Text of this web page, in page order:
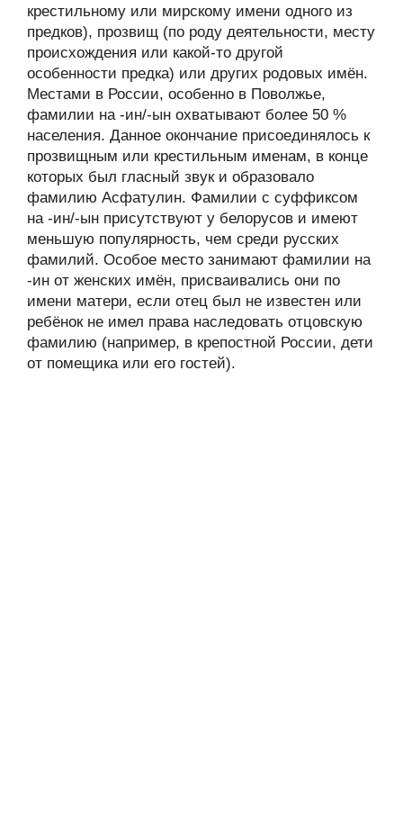
крестильному или мирскому имени одного из
предков), прозвищ (по роду деятельности, месту
происхождения или какой-то другой
особенности предка) или других родовых имён.
Местами в России, особенно в Поволжье,
фамилии на -ин/-ын охватывают более 50 %
населения. Данное окончание присоединялось к
прозвищным или крестильным именам, в конце
которых был гласный звук и образовало
фамилию Асфатулин. Фамилии с суффиксом
на -ин/-ын присутствуют у белорусов и имеют
меньшую популярность, чем среди русских
фамилий. Особое место занимают фамилии на
-ин от женских имён, присваивались они по
имени матери, если отец был не известен или
ребёнок не имел права наследовать отцовскую
фамилию (например, в крепостной России, дети
от помещика или его гостей).